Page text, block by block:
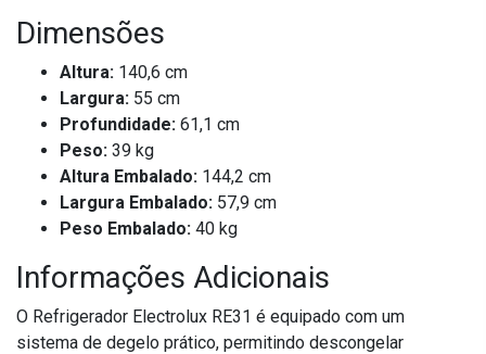
Dimensões
Altura: 140,6 cm
Largura: 55 cm
Profundidade: 61,1 cm
Peso: 39 kg
Altura Embalado: 144,2 cm
Largura Embalado: 57,9 cm
Peso Embalado: 40 kg
Informações Adicionais
O Refrigerador Electrolux RE31 é equipado com um
sistema de degelo prático, permitindo descongelar